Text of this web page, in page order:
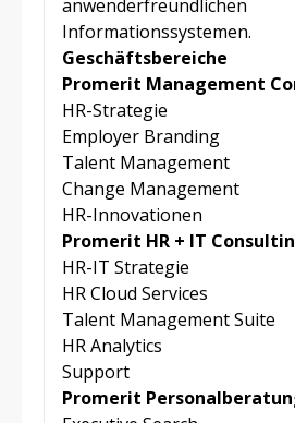
anwenderfreundlichen
Informationssystemen.
Geschäftsbereiche
Promerit Management
HR-Strategie
Employer Branding
Talent Management
Change Management
HR-Innovationen
Promerit HR + IT
HR-IT Strategie
HR Cloud Services
Talent Management Suite
HR Analytics
Support
Promerit